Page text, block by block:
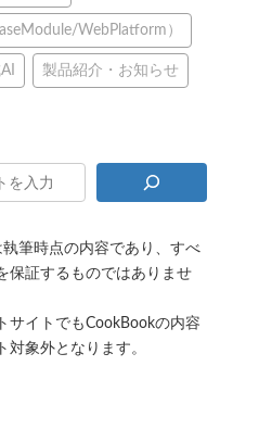
WebPlatform）
製品紹介・お知らせ
筆時点の内容であり、すべ
保証するものではありませ
サイトでもCookBookの内容
対象外となります。